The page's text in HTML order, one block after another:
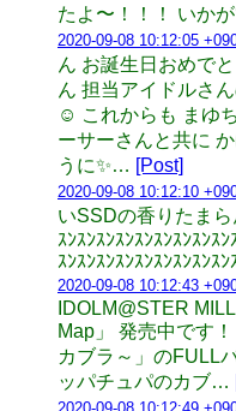
たよ〜！！！ い
2020-09-08 10:12:05
ん お誕生日おめで
ん 担当アイドルさ
☺️ これからも まゆ
ーサーさんと共に
うに✨… [Post]
2020-09-08 10:12:10
いSSDの香りたまら
ｽﾝｽﾝｽﾝｽﾝｽﾝｽﾝｽﾝｽﾝｽ
ｽﾝｽﾝｽﾝｽﾝｽﾝｽﾝｽﾝｽﾝｽ
2020-09-08 10:12:43
IDOLM@STER
Map」 発売中です
カブラ～」のFULL
ッパチュパのカブ…